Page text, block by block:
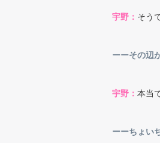
宇野： そう
ーーその辺
宇野： 本当
ーーちょい